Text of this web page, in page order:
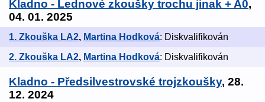
Kladno - Lednové zkoušky trochu jinak + A0,
04. 01. 2025
1. Zkouška LA2, Martina Hodková: Diskvalifikován
2. Zkouška LA2, Martina Hodková: Diskvalifikován
Kladno - Předsilvestrovské trojzkoušky, 28.
12. 2024